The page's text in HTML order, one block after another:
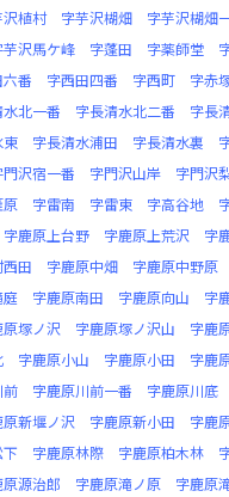
沢植村 字芋沢楜畑 字芋沢楜畑
芋沢馬ケ峰 字蓬田 字薬師堂
番 字西田四番 字西町 字赤
北一番 字長清水北二番 字長
東 字長清水浦田 字長清水裏
門沢宿一番 字門沢山岸 字門沢
原 字雷南 字雷東 字高谷地
字鹿原上台野 字鹿原上荒沢 字
田 字鹿原中畑 字鹿原中野原
字鹿原南田 字鹿原向山 字
原塚ノ沢 字鹿原塚ノ沢山 字鹿
字鹿原小山 字鹿原小田 字鹿
前 字鹿原川前一番 字鹿原川底
原新堰ノ沢 字鹿原新小田 字鹿
字鹿原林際 字鹿原柏木林
原源治郎 字鹿原滝ノ原 字鹿原